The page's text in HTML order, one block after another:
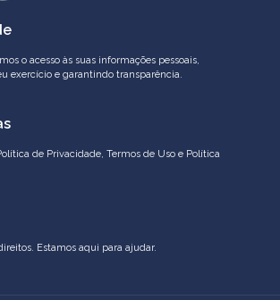
o acesso às suas informações pessoais,
exercício e garantindo transparência.
de Privacidade,Termos de Uso e Política
Estamos aqui para ajudar.